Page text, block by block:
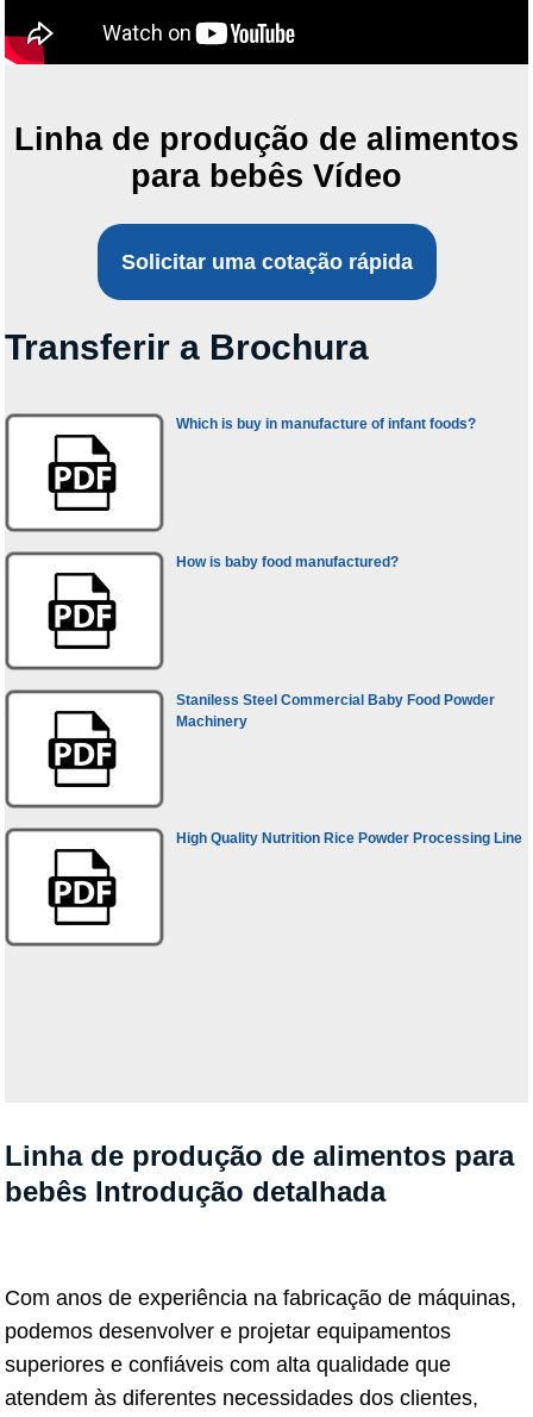
Linha de produção de alimentos
para bebês Vídeo
Solicitar uma cotação rápida
Transferir a Brochura
Which is buy in manufacture of infant foods?
How is baby food manufactured?
Staniless Steel Commercial Baby Food Powder
Machinery
High Quality Nutrition Rice Powder Processing Line
Linha de produção de alimentos para
bebês Introdução detalhada
Com anos de experiência na fabricação de máquinas,
podemos desenvolver e projetar equipamentos
superiores e confiáveis ​​com alta qualidade que
atendem às diferentes necessidades dos clientes,